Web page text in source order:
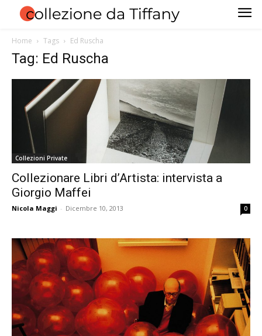
Home Tags Ed Ruscha
Tag: Ed Ruscha
Collezioni Private
Collezionare Libri d’Artista: intervista a
Giorgio Maffei
Nicola Maggi - Dicembre 10, 2013 0